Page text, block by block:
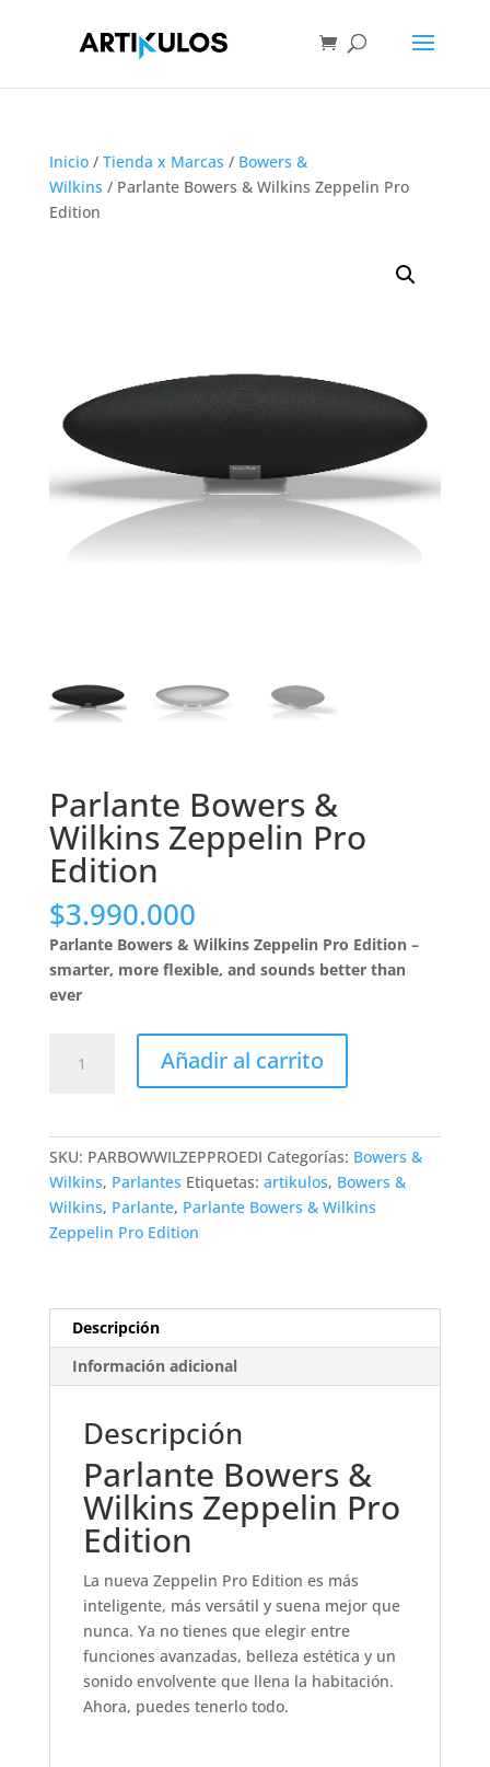
Inicio/ Tienda x Marcas / Bowers &
Wilkins / Parlante Bowers & Wilkins Zeppelin Pro
Edition
Parlante Bowers &
Wilkins Zeppelin Pro
Edition
$3.990.000
Parlante Bowers & Wilkins Zeppelin Pro Edition –
smarter, more flexible, and sounds better than
ever
Bowers
Pro
Edition
cantidad
Añadir al carrito
SKU: PARBOWWILZEPPROEDI Categorías: Bowers &
Wilkins, Parlantes Etiquetas: artikulos, Bowers &
Wilkins, Parlante, Parlante Bowers & Wilkins
Zeppelin Pro Edition
Descripción
Información adicional
Descripción
Parlante Bowers &
Wilkins Zeppelin Pro
Edition
La nueva Zeppelin Pro Edition es más
inteligente, más versátil y suena mejor que
nunca. Ya no tienes que elegir entre
funciones avanzadas, belleza estética y un
sonido envolvente que llena la habitación.
Ahora, puedes tenerlo todo.